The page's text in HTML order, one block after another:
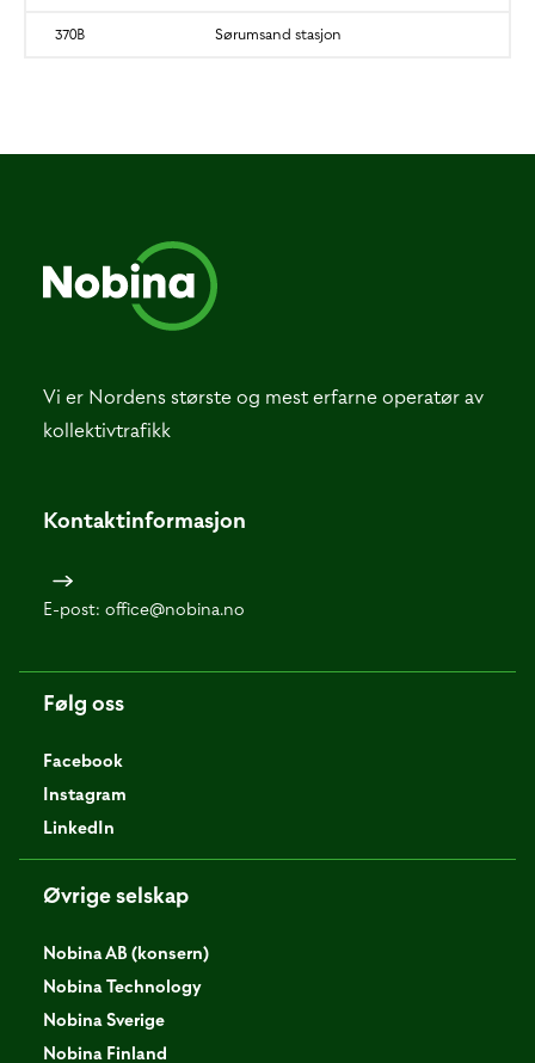
370B Sørumsand stasjon
Vi er Nordens største og mest erfarne operatør av
kollektivtrafikk
Kontaktinformasjon
E-post: office@nobina.no
Følg oss
Facebook
Instagram
LinkedIn
Øvrige selskap
Nobina AB (konsern)
Nobina Technology
Nobina Sverige
Nobina Finland